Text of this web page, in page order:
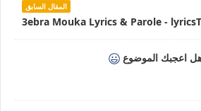
المقال السابق
3ebra Mouka Lyrics & Parole -